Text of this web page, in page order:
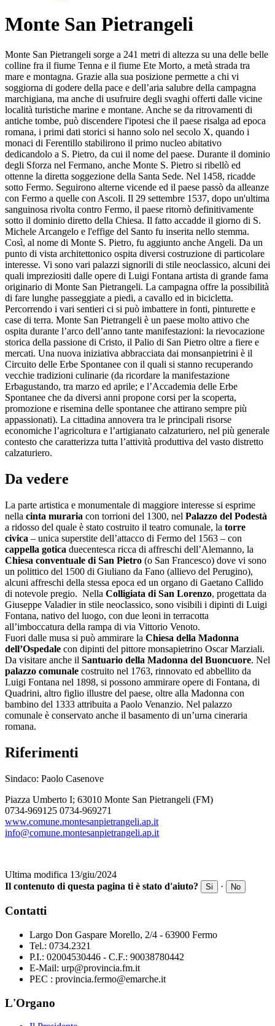
Monte San Pietrangeli
Monte San Pietrangeli sorge a 241 metri di altezza su una delle belle
colline fra il fiume Tenna e il fiume Ete Morto, a metà strada tra
mare e montagna. Grazie alla sua posizione permette a chi vi
soggiorna di godere della pace e dell’aria salubre della campagna
marchigiana, ma anche di usufruire degli svaghi offerti dalle vicine
località turistiche marine e montane. Anche se da ritrovamenti di
antiche tombe, può discendere l'ipotesi che il paese risalga ad epoca
romana, i primi dati storici si hanno solo nel secolo X, quando i
monaci di Ferentillo stabilirono il primo nucleo abitativo
dedicandolo a S. Pietro, da cui il nome del paese. Durante il dominio
degli Sforza nel Fermano, anche Monte S. Pietro si ribellò ed
ottenne la diretta soggezione della Santa Sede. Nel 1458, ricadde
sotto Fermo. Seguirono alterne vicende ed il paese passò da alleanze
con Fermo a quelle con Ascoli. Il 29 settembre 1537, dopo un'ultima
sanguinosa rivolta contro Fermo, il paese ritornò definitivamente
sotto il dominio diretto della Chiesa. Il fatto accadde il giorno di S.
Michele Arcangelo e l'effige del Santo fu inserita nello stemma.
Così, al nome di Monte S. Pietro, fu aggiunto anche Angeli. Da un
punto di vista architettonico ospita diversi costruzione di particolare
interesse. Vi sono vari palazzi signorili di stile neoclassico, alcuni dei
quali impreziositi dalle opere di Luigi Fontana artista di grande fama
originario di Monte San Pietrangeli. La campagna offre la possibilità
di fare lunghe passeggiate a piedi, a cavallo ed in bicicletta.
Percorrendo i vari sentieri ci si può imbattere in fonti, pinturette e
case di terra. Monte San Pietrangeli è un paese molto attivo che
ospita durante l’arco dell’anno tante manifestazioni: la rievocazione
storica della passione di Cristo, il Palio di San Pietro oltre a fiere e
mercati. Una nuova iniziativa abbracciata dai monsanpietrini è il
Circuito delle Erbe Spontanee con il quali si stanno recuperando
vecchie tradizioni culinarie (da ricordare la manifestazione
Erbagustando, tra marzo ed aprile; e l’Accademia delle Erbe
Spontanee che da diversi anni propone corsi per la scoperta,
promozione e risemina delle spontanee che attirano sempre più
appassionati). La cittadina annovera tra le principali risorse
economiche l’agricoltura e l’artigianato calzaturiero, nel più generale
contesto che caratterizza tutta l’attività produttiva del vasto distretto
calzaturiero.
Da vedere
La parte artistica e monumentale di maggiore interesse si esprime
nella cinta muraria con torrioni del 1300, nel Palazzo del Podestà
a ridosso del quale è stato costruito il teatro comunale, la torre
civica – unica superstite dell’attacco di Fermo del 1563 – con
cappella gotica duecentesca ricca di affreschi dell’Alemanno, la
Chiesa conventuale di San Pietro (o San Francesco) dove vi sono
un polittico del 1500 di Giuliano da Fano (allievo del Perugino),
alcuni affreschi della stessa epoca ed un organo di Gaetano Callido
di notevole pregio. Nella Colligiata di San Lorenzo, progettata da
Giuseppe Valadier in stile neoclassico, sono visibili i dipinti di Luigi
Fontana, nativo del luogo, con due leoni in terracotta
all’imboccatura della rampa di via Vittorio Venoto.
Fuori dalle musa si può ammirare la Chiesa della Madonna
dell’Ospedale con dipinti del pittore monsapietrino Oscar Marziali.
Da visitare anche il Santuario della Madonna del Buoncuore. Nel
palazzo comunale costruito nel 1763, rinnovato ed abbellito da
Luigi Fontana nel 1898, si possono ammirare opere di Fontana, di
Quadrini, altro figlio illustre del paese, oltre alla Madonna con
bambino del 1333 attribuita a Paolo Venanzio. Nel palazzo
comunale è conservato anche il basamento di un’urna cineraria
romana.
Riferimenti
Sindaco: Paolo Casenove
Piazza Umberto I; 63010 Monte San Pietrangeli (FM)
0734-969125 0734-969271
www.comune.montesanpietrangeli.ap.it
info@comune.montesanpietrangeli.ap.it
Ultima modifica 13/giu/2024
Il contenuto di questa pagina ti è stato d'aiuto?
Si · No
Contatti
Largo Don Gaspare Morello, 2/4 - 63900 Fermo
Tel.: 0734.2321
P.I.: 02004530446 - C.F.: 90038780442
E-Mail: urp@provincia.fm.it
PEC : provincia.fermo@emarche.it
L'Organo